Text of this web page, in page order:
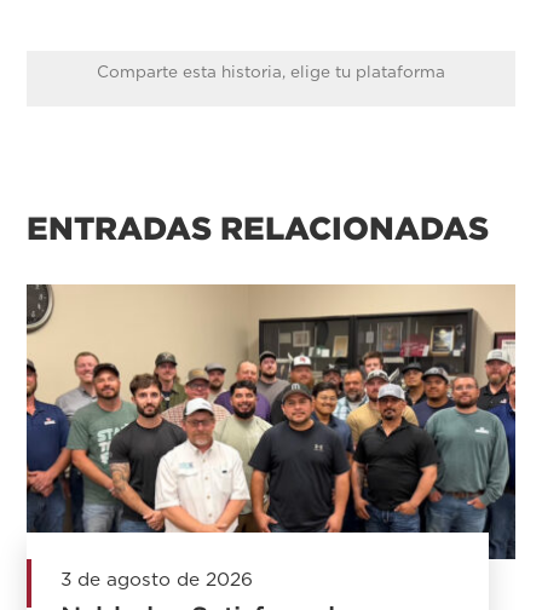
Comparte esta historia, elige tu plataforma
ENTRADAS RELACIONADAS
3 de agosto de 2026